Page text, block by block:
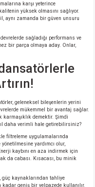
karşı yeterince
yüksek olmasını sağlıyor.
aynı zamanda bir güven unsuru
sağladığı performans ve
bir parça olmaya aday. Onlar,
geleneksel bileşenlerin yerini
mükemmel bir avantaj sağlar.
demektir. Şimdi
daha verimli hale getirebilirsiniz?
filtreleme uygulamalarında
yardımcı olur,
kaybını en aza indirmek için
da cabası. Kısacası, bu minik
güç kaynaklarından tahliye
geniş bir yelpazede kullanılır.